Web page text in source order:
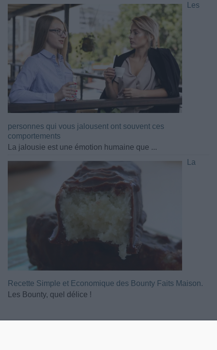
Les
personnes qui vous jalousent ont souvent ces
comportements
La jalousie est une émotion humaine que ...
La
Recette Simple et Economique des Bounty Faits Maison.
Les Bounty, quel délice !